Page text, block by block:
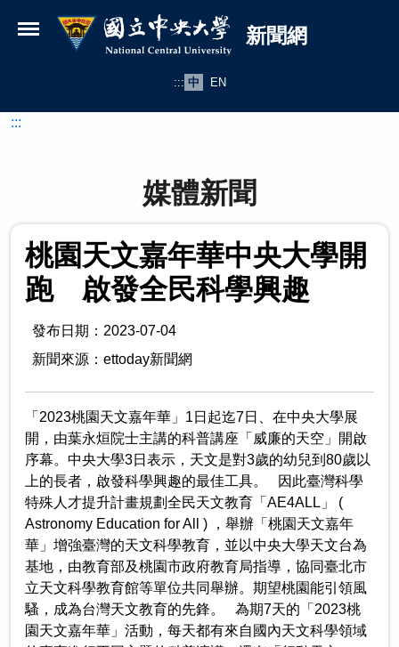
國立中央大學新聞網
新聞網
::: 中 EN
:::
媒體新聞
桃園天文嘉年華中央大學開
跑 啟發全民科學興趣
發布日期：2023-07-04
新聞來源：ettoday新聞網
「2023桃園天文嘉年華」1日起迄7日、在中央大學展
開，由葉永烜院士主講的科普講座「威廉的天空」開啟
序幕。中央大學3日表示，天文是對3歲的幼兒到80歲以
上的長者，啟發科學興趣的最佳工具。 因此臺灣科學
特殊人才提升計畫規劃全民天文教育「AE4ALL」 (
Astronomy Education for All ) ，舉辦「桃園天文嘉年
華」增強臺灣的天文科學教育，並以中央大學天文台為
基地，由教育部及桃園市政府教育局指導，協同臺北市
立天文科學教育館等單位共同舉辦。期望桃園能引領風
騷，成為台灣天文教育的先鋒。 為期7天的「2023桃
園天文嘉年華」活動，每天都有來自國內天文科學領域